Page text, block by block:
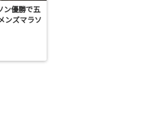
ン優勝で五
ンズマラソ